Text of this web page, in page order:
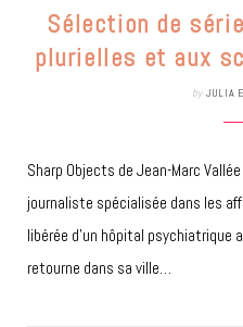
Sélection de
plurielles et aux
by JULIA
Sharp Objects de Jean-Marc
journaliste spécialisée dans les
libérée d’un hôpital psychiatrique
retourne dans sa ville…